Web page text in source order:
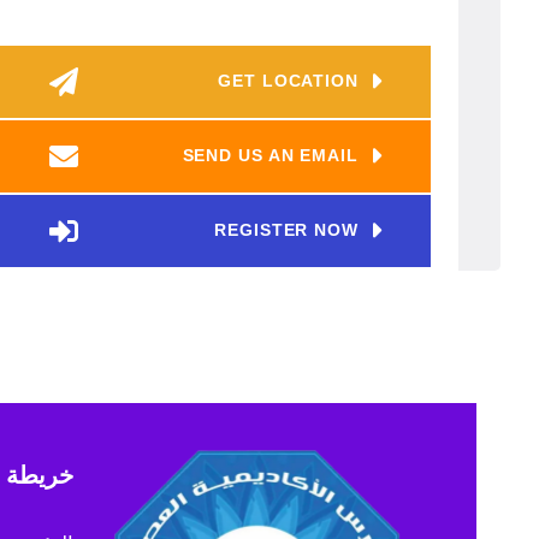
GET LOCATION
SEND US AN EMAIL
REGISTER NOW
خريطة